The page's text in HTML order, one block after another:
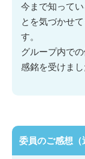
今まで知って
とを気づかせ
す。
グループ内で
感銘を受けまし
委員のご感想（